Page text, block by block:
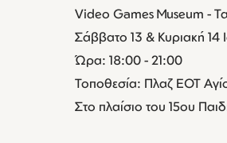
Video Games Museum -
Σάββατο 13 & Κυριακή 14
Ώρα: 18:00 - 21:00
Τοποθεσία: Πλαζ ΕΟΤ
Στο πλαίσιο του 15ου